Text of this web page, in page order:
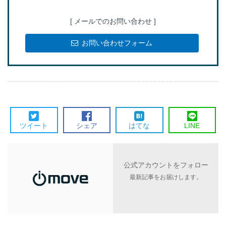
[ メールでのお問い合わせ ]
お問い合わせフォーム
ツイート シェア はてな LINE
公式アカウントをフォロー
最新記事をお届けします。